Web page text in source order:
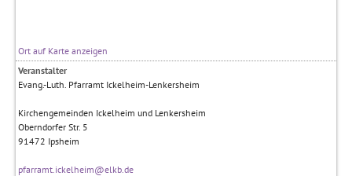
Ort auf Karte anzeigen
Veranstalter
Evang.-Luth. Pfarramt Ickelheim-Lenkersheim
Kirchengemeinden Ickelheim und Lenkersheim
Oberndorfer Str. 5
91472 Ipsheim
pfarramt.ickelheim@elkb.de